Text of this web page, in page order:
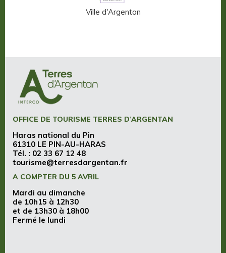
Ville d'Argentan
OFFICE DE TOURISME TERRES D’ARGENTAN
Haras national du Pin
61310 LE PIN-AU-HARAS
Tél. : 02 33 67 12 48
tourisme@terresdargentan.fr
A COMPTER DU 5 AVRIL
Mardi au dimanche
de 10h15 à 12h30
et de 13h30 à 18h00
Fermé le lundi